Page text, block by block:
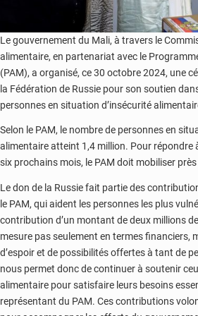
Le gouvernement du Mali, à travers le
alimentaire, en partenariat avec le
(PAM), a organisé, ce 30 octobre 2024, une
la Fédération de Russie pour son soutien
personnes en situation d’insécurité
Selon le PAM, le nombre de personnes en
alimentaire atteint 1,4 million. Pour répondre
six prochains mois, le PAM doit mobiliser
Le don de la Russie fait partie des
le PAM, qui aident les personnes les plus
contribution d’un montant de deux millions
mesure pas seulement en termes financiers,
d’espoir et de possibilités offertes à tant de
nous permet donc de continuer à soutenir
alimentaire pour satisfaire leurs besoins
représentant du PAM. Ces contributions